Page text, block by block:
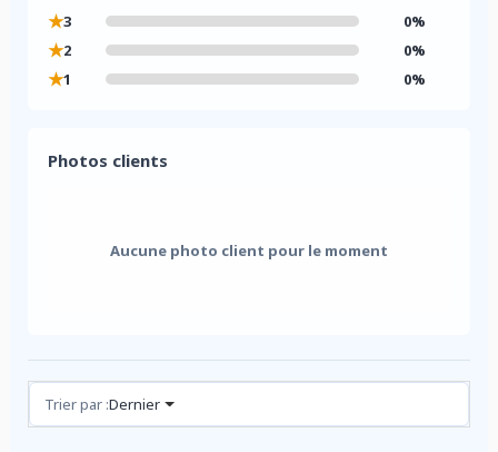
★3 0%
★2 0%
★1 0%
Photos clients
Aucune photo client pour le moment
Avis (0)
Trier par :Dernier